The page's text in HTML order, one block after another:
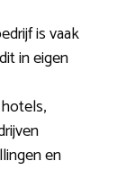
is vaak
in eigen
en